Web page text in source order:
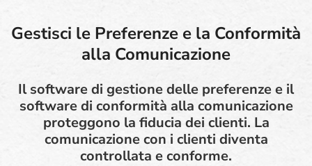
Gestisci le Preferenze e la Conformità
alla Comunicazione
Il software di gestione delle preferenze e il
software di conformità alla comunicazione
proteggono la fiducia dei clienti. La
comunicazione con i clienti diventa
controllata e conforme.